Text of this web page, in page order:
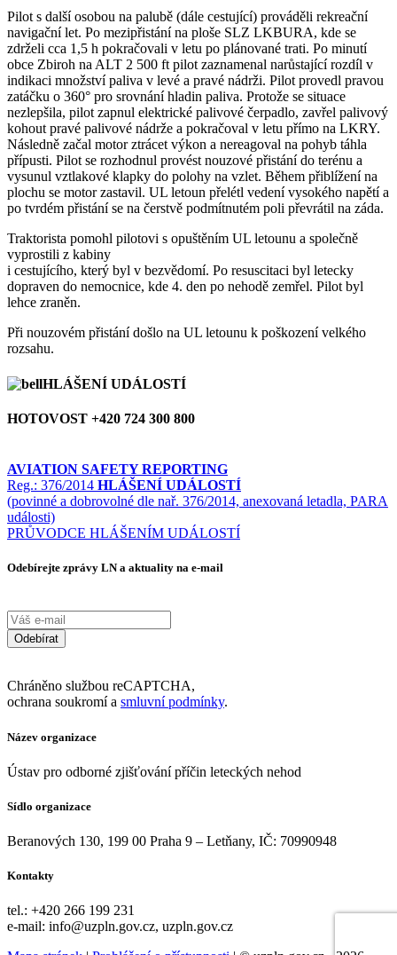
Pilot s další osobou na palubě (dále cestující) prováděli rekreační
navigační let. Po mezipřistání na ploše SLZ LKBURA, kde se
zdrželi cca 1,5 h pokračovali v letu po plánované trati. Po minutí
obce Zbiroh na ALT 2 500 ft pilot zaznamenal narůstající rozdíl v
indikaci množství paliva v levé a pravé nádrži. Pilot provedl pravou
zatáčku o 360° pro srovnání hladin paliva. Protože se situace
nezlepšila, pilot zapnul elektrické palivové čerpadlo, zavřel palivový
kohout pravé palivové nádrže a pokračoval v letu přímo na LKRY.
Následně začal motor ztrácet výkon a nereagoval na pohyb táhla
přípusti. Pilot se rozhodnul provést nouzové přistání do terénu a
vysunul vztlakové klapky do polohy na vzlet. Během přiblížení na
plochu se motor zastavil. UL letoun přelétl vedení vysokého napětí a
po tvrdém přistání se na čerstvě podmítnutém poli převrátil na záda.
Traktorista pomohl pilotovi s opuštěním UL letounu a společně
vyprostili z kabiny
i cestujícího, který byl v bezvědomí. Po resuscitaci byl letecky
dopraven do nemocnice, kde 4. den po nehodě zemřel. Pilot byl
lehce zraněn.
Při nouzovém přistání došlo na UL letounu k poškození velkého
rozsahu.
HLÁŠENÍ UDÁLOSTÍ
HOTOVOST +420 724 300 800
AVIATION SAFETY REPORTING
Reg.: 376/2014 HLÁŠENÍ UDÁLOSTÍ
(povinné a dobrovolné dle nař. 376/2014, anexovaná letadla, PARA
události)
PRŮVODCE HLÁŠENÍM UDÁLOSTÍ
Odebírejte zprávy LN a aktuality na e-mail
Odebírat
Chráněno službou reCAPTCHA,
ochrana soukromí a smluvní podmínky.
Název organizace
Ústav pro odborné zjišťování příčin leteckých nehod
Sídlo organizace
Beranových 130, 199 00 Praha 9 – Letňany, IČ: 70990948
Kontakty
tel.: +420 266 199 231
e-mail: info@uzpln.gov.cz, uzpln.gov.cz